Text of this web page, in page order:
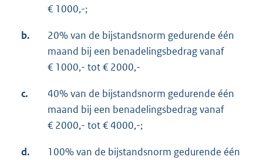
€ 1000,-;
b.
20% van de bijstandsnorm gedurende één
maand bij een benadelingsbedrag vanaf
€ 1000,- tot € 2000,-
c.
40% van de bijstandsnorm gedurende één
maand bij een benadelingsbedrag vanaf
€ 2000,- tot € 4000,-;
d.
100% van de bijstandsnorm gedurende één